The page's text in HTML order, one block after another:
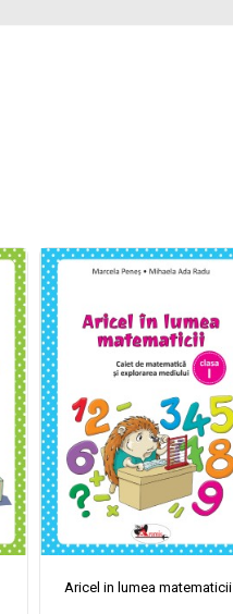
Aricel in lumea matematicii